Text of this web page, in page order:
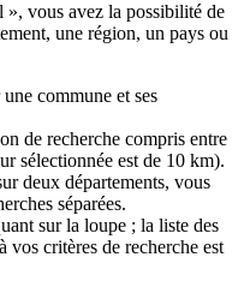
vous avez la possibilité de
une région, un pays ou
commune et ses
de recherche compris entre
sélectionnée est de 10 km).
deux départements, vous
séparées.
sur la loupe ; la liste des
critères de recherche est